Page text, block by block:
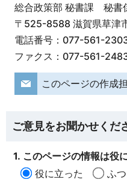
総合政策部 秘書課 秘書
〒525-8588 滋賀県草津
電話番号：077-561-
ファクス：077-561-
このページの作成
ご意見をお聞かせくだ
1. このページの情報は役
役に立った
ふつ